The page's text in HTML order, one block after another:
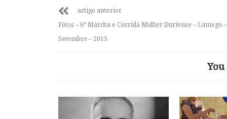
artigo anterior
Fotos – 6ª Marcha e Corrida Mulher Duriense – Lamego
Setembro – 2015